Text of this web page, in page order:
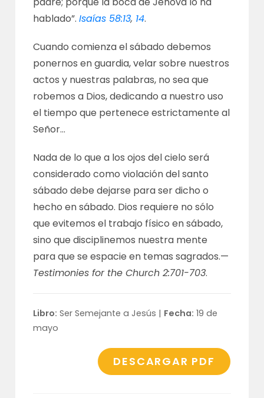
hablado”.Isaías 58:13, 14.
Cuando comienza el sábado debemos
ponernos en guardia, velar sobre nuestros
actos y nuestras palabras, no sea que
robemos a Dios, dedicando a nuestro uso
el tiempo que pertenece estrictamente al
Señor…
Nada de lo que a los ojos del cielo será
considerado como violación del santo
sábado debe dejarse para ser dicho o
hecho en sábado. Dios requiere no sólo
que evitemos el trabajo físico en sábado,
sino que disciplinemos nuestra mente
para que se espacie en temas sagrados.—
Testimonies for the Church 2:701-703.
Libro: Ser Semejante a Jesús | Fecha: 19 de
mayo
DESCARGAR PDF